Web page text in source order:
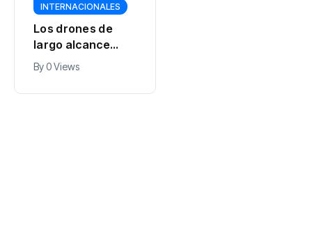
INTERNACIONALES
Los drones de
largo alcance
ucranianos
llegaron a los
Urales para
By0 Views